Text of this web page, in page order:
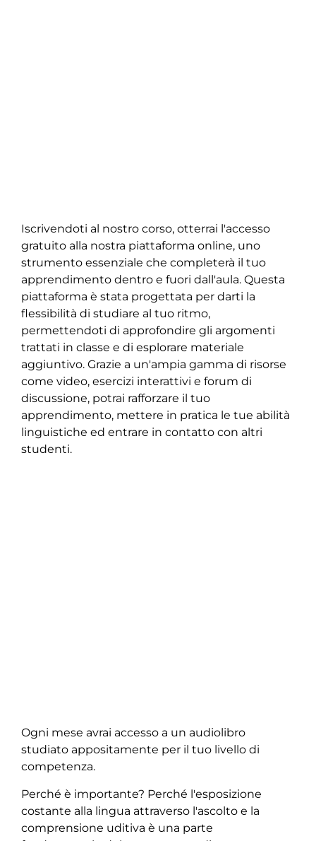
Iscrivendoti al nostro corso, otterrai l'accesso
gratuito alla nostra piattaforma online, uno
strumento essenziale che completerà il tuo
apprendimento dentro e fuori dall'aula. Questa
piattaforma è stata progettata per darti la
flessibilità di studiare al tuo ritmo,
permettendoti di approfondire gli argomenti
trattati in classe e di esplorare materiale
aggiuntivo. Grazie a un'ampia gamma di risorse
come video, esercizi interattivi e forum di
discussione, potrai rafforzare il tuo
apprendimento, mettere in pratica le tue abilità
linguistiche ed entrare in contatto con altri
studenti.
Ogni mese avrai accesso a un audiolibro
studiato appositamente per il tuo livello di
competenza.
Perché è importante? Perché l'esposizione
costante alla lingua attraverso l'ascolto e la
comprensione uditiva è una parte